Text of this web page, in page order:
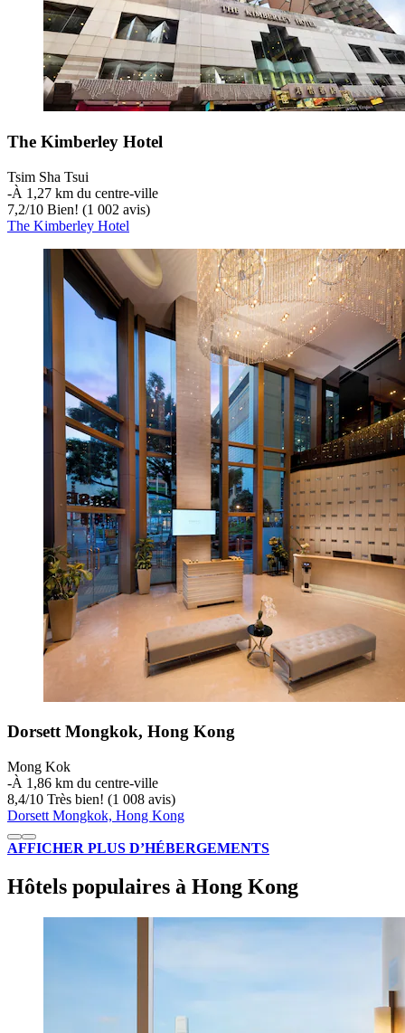
The Kimberley Hotel
Tsim Sha Tsui
‐À 1,27 km du centre-ville
7,2/10 Bien! (1 002 avis)
The Kimberley Hotel
Dorsett Mongkok, Hong Kong
Mong Kok
‐À 1,86 km du centre-ville
8,4/10 Très bien! (1 008 avis)
Dorsett Mongkok, Hong Kong
AFFICHER PLUS D’HÉBERGEMENTS
Hôtels populaires à Hong Kong